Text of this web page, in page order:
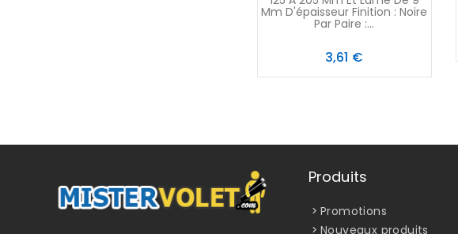
Mm D'épaisseur Finition : Noire
Par Paire :...
3,61 €
Produits
Promotions
Nouveaux produits